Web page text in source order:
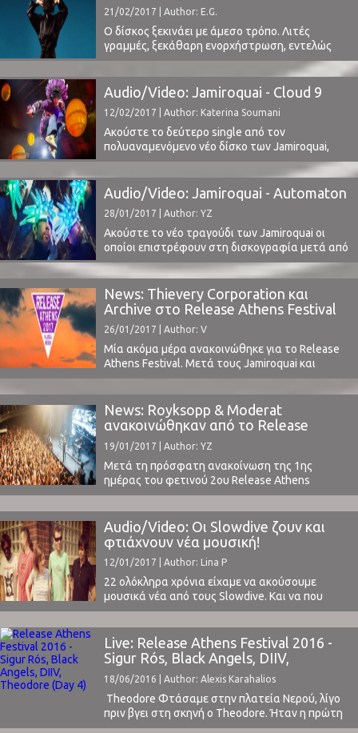
διοργάνωση.Φέτος με χαρά βλέπουμε το
φεστιβάλ να επιστρέφει με την ...
21/02/2017 | Author: E.G.
Ο δίσκος ξεκινάει με άμεσο τρόπο. Λιτές
γραμμές, ξεκάθαρη ενορχήστρωση, εντελώς
ηλεκτρονική βέβαια. Η φωνή έρχεται γρήγορα
να σε καλωσορίσει, με ήρεμα και γλυκά λόγια
(δυσδιάκριτα, έχω να προσθέσω όμως… πιάνω
λέξεις λόγω ηχηρών συμφώνων - ειλικρινά δεν
ξέρω τι λέει το - let’s call it a chorus - αν ...
Audio/Video: Jamiroquai - Cloud 9
12/02/2017 | Author: Katerina Soumani
Ακούστε το δεύτερο single από τον
πολυαναμενόμενο νέο δίσκο των Jamiroquai,
που θα κυκλοφορήσει από την Virgin EMI στις
31 Μαρτίου.Το νέο κομμάτι, με τον τίτλο Cloud
9, ηχητικά μας θυμίζει το γνώριμο ύφος της
μπάντας, ενώ το λιτό βίντεο της παρουσίασής
του επίσης επιστρέφει στο αγαπημένο θέμα-
σήμα κατατεθέν του ...
Audio/Video: Jamiroquai - Automaton
28/01/2017 | Author: YZ
Ακούστε το νέο τραγούδι των Jamiroquai οι
οποίοι επιστρέφουν στη δισκογραφία μετά από
7 χρόνια. Το Automaton αποτελεί το πρώτο
δείγμα από τη νέα τους ομώνυμη δουλειά που
θα κυκλοφορήσει από τη Virgin EMI στις 31
Μαρτίου.Οι Jamiroquai έχουν ήδη ανακοινωθεί
Ιουνίου, αποτελώντας ένα ...
News: Thievery Corporation και
Archive στο Release Athens Festival
26/01/2017 | Author: V
Μία ακόμα μέρα ανακοινώθηκε για το Release
Athens Festival. Μετά τους Jamiroquai και
Michael Kiwanuka για τις 17 Ιουνίου και τους
Royksopp και Moderat για τις 2 Ιουνίου, σήμερα
ανακοινώθηκε και η Τρίτη μέρα του φεστιβάλ.
Στις 16 Ιουνίου το ελληνικό κοινό θα έχει την
ευκαιρία να απολαύσει τους Thievery ...
News: Royksopp & Moderat
ανακοινώθηκαν από το Release
Athens 2017
19/01/2017 | Author: YZ
Μετά τη πρόσφατη ανακοίνωση της 1ης
ημέρας του φετινού 2ου Release Athens
Festival, μια ακόμα ανακοίνωση με κορυφαία
ονόματα έρχεται να προτεθεί και να μας κάνει
να αναμένουμε με μεγάλες προσδοκίες.Οι
Royksopp και οι Moderat θα εμφανιστούν στις 2
Ιουνίου στην Πλατεία Νερού και το μόνο
σίγουρο είναι ότι εκείνο ...
Audio/Video: Οι Slowdive ζουν και
φτιάχνουν νέα μουσική!
12/01/2017 | Author: Lina P
22 ολόκληρα χρόνια είχαμε να ακούσουμε
μουσικά νέα από τους Slowdive. Και να που
μετά από διάφορα teasers και posts στα
κοινωνικά μέσα, κυκλοφορούν το πρώτο τους
single μετά το άλμπουμ "Pygmalion" του 1995.Οι
Slowdive επανενώθηκαν το 2014,
σφραγίζοντας αυτήν την επανένωση με
διάφορες εμφανίσεις σε φεστιβάλ, μεταξύ
αυτών και ...
Live: Release Athens Festival 2016 -
Sigur Rós, Black Angels, DIIV,
Theodore (Day 4)
18/06/2016 | Author: Alexis Karahalios
Theodore Φτάσαμε στην πλατεία Νερού, λίγο
πριν βγει στη σκηνή ο Theodore. Ήταν η πρώτη
φορά που τον είδαμε live και μπορώ να πω ότι